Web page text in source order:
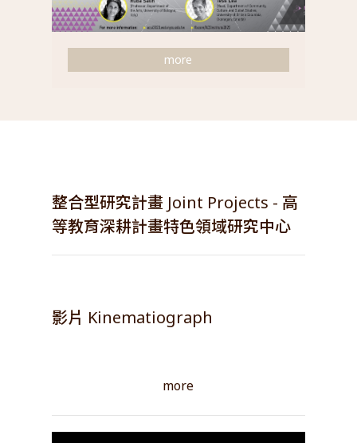
more
整合型研究計畫 Joint Projects - 高
等教育深耕計畫特色領域研究中心
【第二期】
2023-2027
21世紀轉型中的亞洲
影片 Kinematiograph
more